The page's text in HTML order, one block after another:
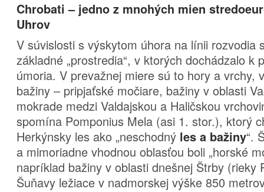
Chrobati – jedno z mnohých mien
Uhrov
V súvislosti s výskytom úhora na línii rozvodia
základné „prostredia“, v ktorých dochádzalo k
úmoria. V prevažnej miere sú to hory a vrchy,
bažiny – pripjaťské močiare, bažiny v oblasti
mokrade medzi Valdajskou a Haličskou
spomína Pomponius Mela (asi 1. stor.), ktorý
Herkýnsky les ako „neschodný les a bažiny“.
a mimoriadne vhodnou oblasťou boli „horské
napríklad bažiny v oblasti dnešnej Štrby (rieky
Šuňavy ležiace v nadmorskej výške 850